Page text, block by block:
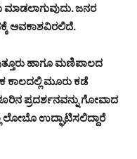
ಮಾಡಲಾಗುವುದು. ಜನರ
ಅವಕಾಶವಿರಲಿದೆ.
ಹಾಗೂ ಮಣಿಪಾಲದ
ಕಾಲದಲ್ಲಿ ಮೂರು ಕಡೆ
ಪ್ರದರ್ಶನವನ್ನು ಗೋವಾದ
ಉದ್ಘಾಟಿಸಲಿದ್ದಾರೆ